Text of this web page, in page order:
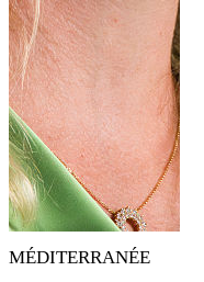
MÉDITERRANÉE